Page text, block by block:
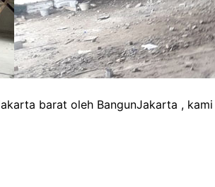
barat oleh BangunJakarta ,